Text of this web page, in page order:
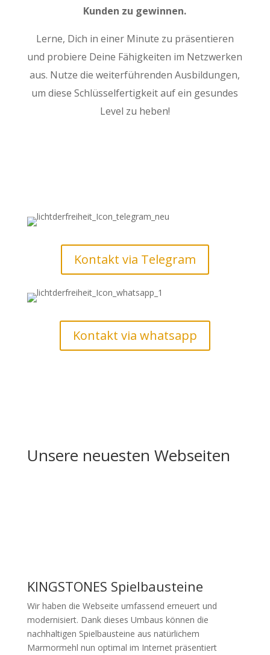
Kunden zu gewinnen.
Lerne, Dich in einer Minute zu präsentieren
und probiere Deine Fähigkeiten im Netzwerken
aus. Nutze die weiterführenden Ausbildungen,
um diese Schlüsselfertigkeit auf ein gesundes
Level zu heben!
Kontakt via Telegram
Kontakt via whatsapp
Unsere neuesten Webseiten
KINGSTONES Spielbausteine
Wir haben die Webseite umfassend erneuert und
modernisiert. Dank dieses Umbaus können die
nachhaltigen Spielbausteine aus natürlichem
Marmormehl nun optimal im Internet präsentiert